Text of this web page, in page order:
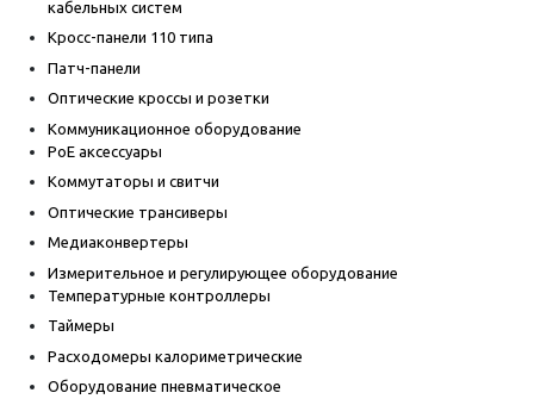
кабельных систем
Кросс-панели 110 типа
Патч-панели
Оптические кроссы и розетки
Коммуникационное оборудование
PoE аксессуары
Коммутаторы и свитчи
Оптические трансиверы
Медиаконвертеры
Измерительное и регулирующее оборудование
Температурные контроллеры
Таймеры
Расходомеры калориметрические
Оборудование пневматическое